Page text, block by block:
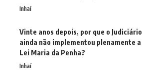
Inhaí
Vinte anos depois, por que o Judiciário
ainda não implementou plenamente a
Lei Maria da Penha?
Inhaí